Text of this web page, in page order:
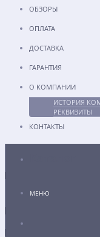
ОБЗОРЫ
ОПЛАТА
ДОСТАВКА
ГАРАНТИЯ
О КОМПАНИИ
ИСТОРИЯ
РЕКВИЗИТЫ
КОНТАКТЫ
МЕНЮ